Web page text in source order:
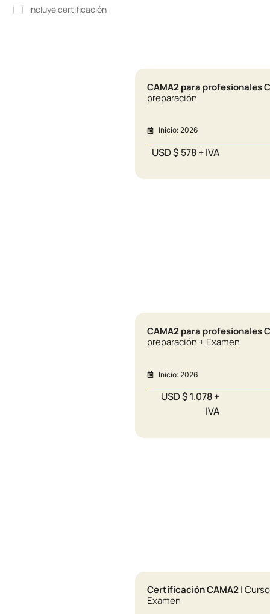
Incluye certificación
CAMA2 para profesionales
preparación
Inicio: 2026
USD $ 578 + IVA
CAMA2 para profesionales
preparación + Examen
Inicio: 2026
USD $ 1.078 +
IVA
Certificación CAMA2|
Examen